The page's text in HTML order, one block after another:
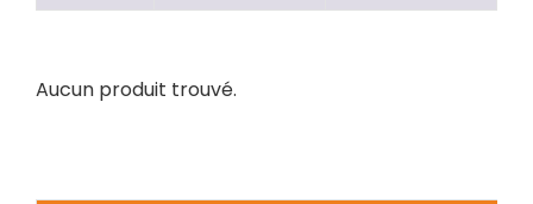
Aucun produit trouvé.